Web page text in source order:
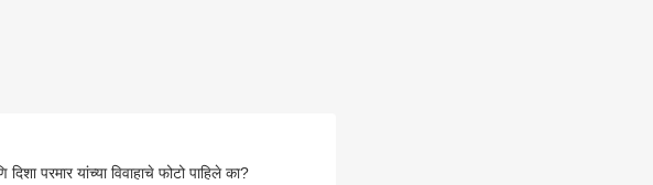
परमार यांच्या विवाहाचे फोटो पाहिले का?